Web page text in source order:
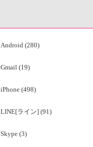
Android (280)
Gmail (19)
iPhone (498)
LINE[ライン] (91)
Skype (3)